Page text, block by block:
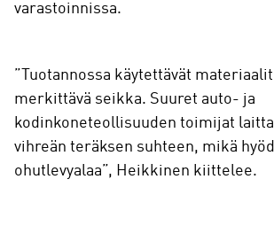
varastoinnissa.
”Tuotannossa käytettävät
merkittävä seikka. Suuret auto- ja
kodinkoneteollisuuden toimijat
vihreän teräksen suhteen, mikä
ohutlevyalaa”, Heikkinen kiittelee.